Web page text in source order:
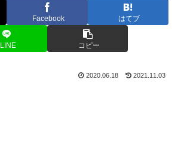
Facebook はてブ
LINE コピー
2020.06.18 2021.11.03